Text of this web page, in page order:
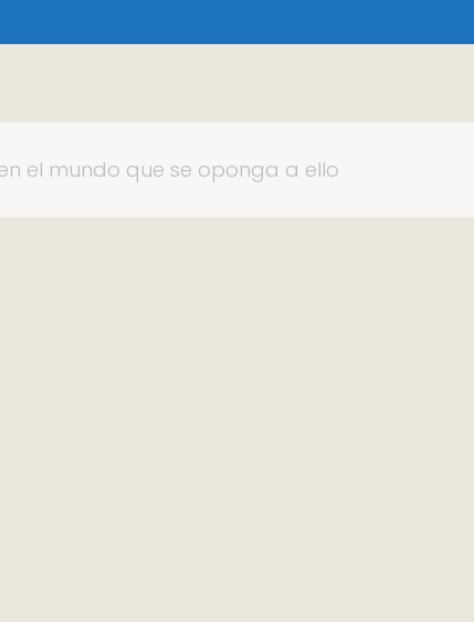
el mundo que se oponga a ello